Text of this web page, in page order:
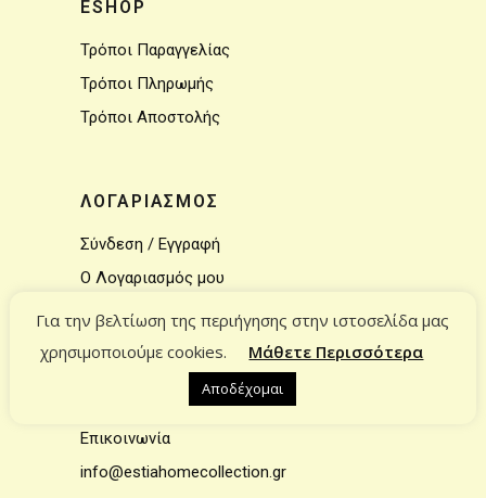
ESHOP
Τρόποι Παραγγελίας
Τρόποι Πληρωμής
Τρόποι Αποστολής
ΛΟΓΑΡΙΑΣΜΟΣ
Σύνδεση / Εγγραφή
Ο Λογαριασμός μου
Το καλάθι μου
ΕΠΙΚΟΙΝΩΝΙΑ
Επικοινωνία
info@estiahomecollection.gr
Για την βελτίωση της περιήγησης στην ιστοσελίδα μας
χρησιμοποιούμε cookies.
Μάθετε Περισσότερα
Αποδέχομαι